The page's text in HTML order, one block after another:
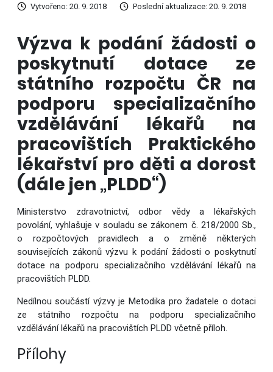
Vytvořeno: 20. 9. 2018 Poslední aktualizace: 20. 9. 2018
Výzva k podání žádosti o
poskytnutí dotace ze
státního rozpočtu ČR na
podporu specializačního
vzdělávání lékařů na
pracovištích Praktického
lékařství pro děti a dorost
(dále jen „PLDD“)
Ministerstvo zdravotnictví, odbor vědy a lékařských
povolání, vyhlašuje v souladu se zákonem č. 218/2000 Sb.,
o rozpočtových pravidlech a o změně některých
souvisejících zákonů výzvu k podání žádosti o poskytnutí
dotace na podporu specializačního vzdělávání lékařů na
pracovištích PLDD.
Nedílnou součástí výzvy je Metodika pro žadatele o dotaci
ze státního rozpočtu na podporu specializačního
vzdělávání lékařů na pracovištích PLDD včetně příloh.
Přílohy